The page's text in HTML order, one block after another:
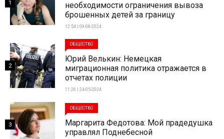
необходимости ограничения вывоза
брошенных детей за границу
12:54 | 09-08-2024
1
ОБЩЕСТВО
Юрий Велькин: Немецкая
миграционная политика отражается в
отчетах полиции
11:26 | 24-05-2024
2
ОБЩЕСТВО
Маргарита Федотова: Мой прадедушка
управлял Поднебесной
3